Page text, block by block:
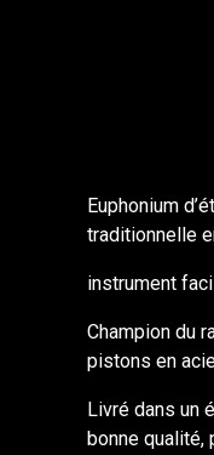
Euphonium
traditionnelle
instrument
Champion du
pistons en
Livré dans un
bonne qualité,